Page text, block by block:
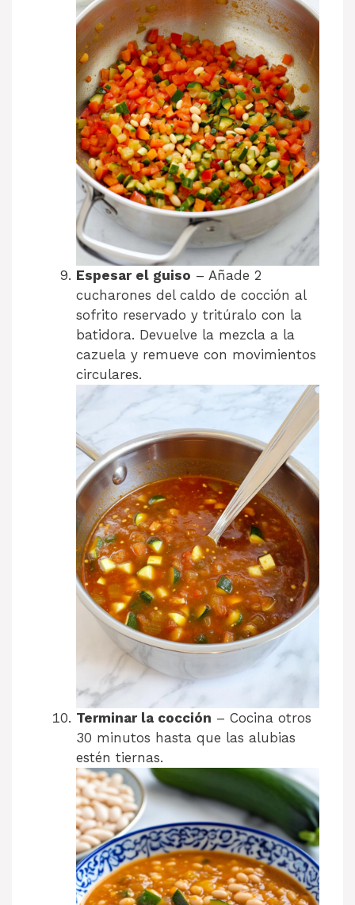
Espesar el guiso – Añade 2
cucharones del caldo de cocción al
sofrito reservado y tritúralo con la
batidora. Devuelve la mezcla a la
cazuela y remueve con movimientos
circulares.
Terminar la cocción – Cocina otros
30 minutos hasta que las alubias
estén tiernas.